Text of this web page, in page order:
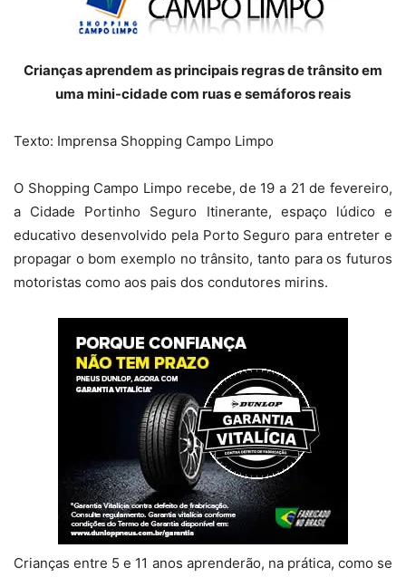
Crianças aprendem as principais regras de trânsito em
uma mini-cidade com ruas e semáforos reais
Texto: Imprensa Shopping Campo Limpo
O Shopping Campo Limpo recebe, de 19 a 21 de fevereiro,
a Cidade Portinho Seguro Itinerante, espaço lúdico e
educativo desenvolvido pela Porto Seguro para entreter e
propagar o bom exemplo no trânsito, tanto para os futuros
motoristas como aos pais dos condutores mirins.
Crianças entre 5 e 11 anos aprenderão, na prática, como se